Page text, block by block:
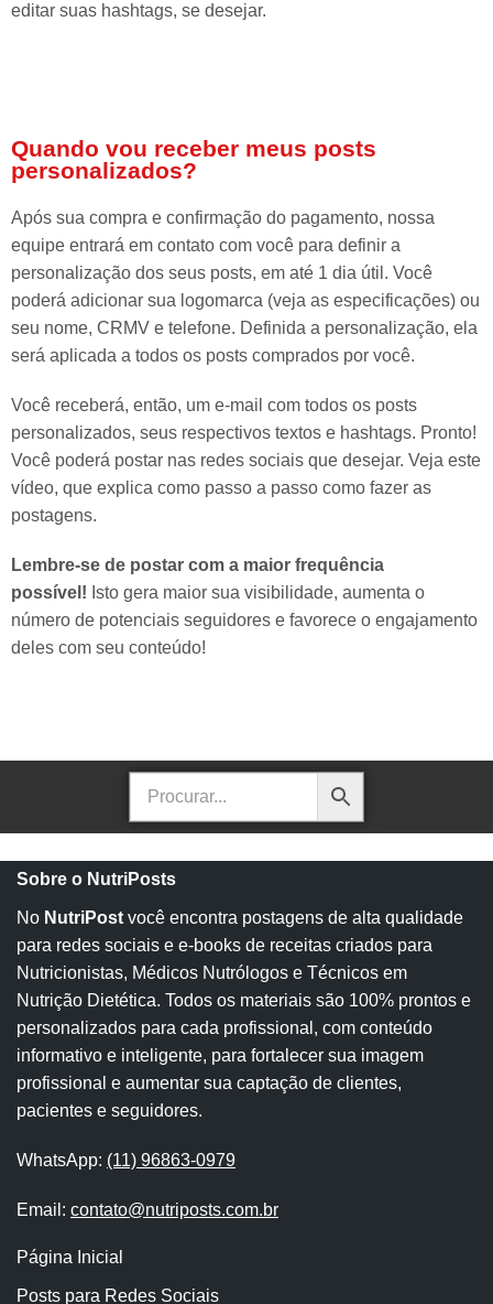
editar suas hashtags, se desejar.
Quando vou receber meus posts
personalizados?
Após sua compra e confirmação do pagamento, nossa
equipe entrará em contato com você para definir a
personalização dos seus posts, em até 1 dia útil. Você
poderá adicionar sua logomarca (veja as especificações) ou
seu nome, CRMV e telefone. Definida a personalização, ela
será aplicada a todos os posts comprados por você.
Você receberá, então, um e-mail com todos os posts
personalizados, seus respectivos textos e hashtags. Pronto!
Você poderá postar nas redes sociais que desejar. Veja este
vídeo, que explica como passo a passo como fazer as
postagens.
Lembre-se de postar com a maior frequência
possível! Isto gera maior sua visibilidade, aumenta o
número de potenciais seguidores e favorece o engajamento
deles com seu conteúdo!
Sobre o NutriPosts
No NutriPost você encontra postagens de alta qualidade
para redes sociais e e-books de receitas criados para
Nutricionistas, Médicos Nutrólogos e Técnicos em
Nutrição Dietética. Todos os materiais são 100% prontos e
personalizados para cada profissional, com conteúdo
informativo e inteligente, para fortalecer sua imagem
profissional e aumentar sua captação de clientes,
pacientes e seguidores.
WhatsApp: (11) 96863-0979
Email: contato@nutriposts.com.br
Página Inicial
Posts para Redes Sociais